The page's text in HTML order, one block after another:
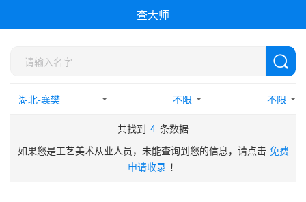
查大师
不限 不限
共找到 4 条数据
如果您是工艺美术从业人员，未能查询到您的信息，请点击 免费
申请收录 ！